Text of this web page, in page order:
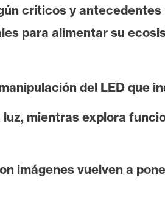
críticos y
para alimentar su
del LED que
mientras explora
imágenes vuelven a